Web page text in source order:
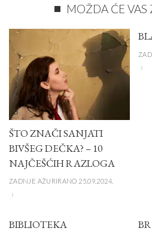
MOŽDA ĆE VAS
B
ŠTO ZNAČI SANJATI
BIVŠEG DEČKA? – 10
NAJČEŠĆIH RAZLOGA
ZADNJE AŽURIRANO 25.09.2024.
BIBLIOTEKA